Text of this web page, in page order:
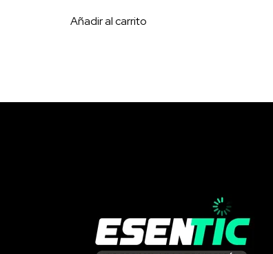
Añadir al carrito